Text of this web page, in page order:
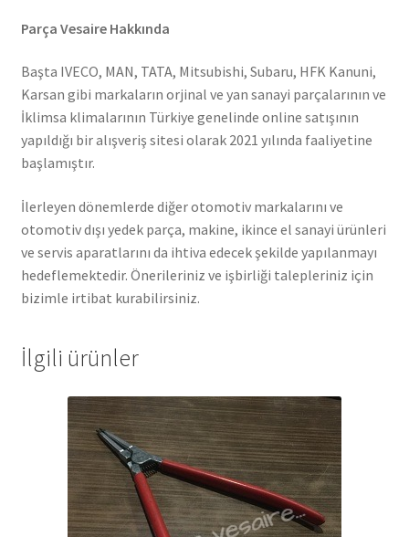
Parça Vesaire Hakkında
Başta IVECO, MAN, TATA, Mitsubishi, Subaru, HFK Kanuni,
Karsan gibi markaların orjinal ve yan sanayi parçalarının ve
İklimsa klimalarının Türkiye genelinde online satışının
yapıldığı bir alışveriş sitesi olarak 2021 yılında faaliyetine
başlamıştır.
İlerleyen dönemlerde diğer otomotiv markalarını ve
otomotiv dışı yedek parça, makine, ikince el sanayi ürünleri
ve servis aparatlarını da ihtiva edecek şekilde yapılanmayı
hedeflemektedir. Önerileriniz ve işbirliği talepleriniz için
bizimle irtibat kurabilirsiniz.
İlgili ürünler